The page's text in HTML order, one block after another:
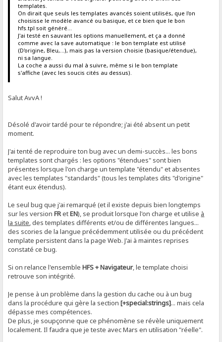
templates.
On dirait que seuls les templates avancés soient utilisés, que l'on
choisisse le modèle avancé ou basique, et ce bien que le bon
hfs.tpl soit généré...
J'ai testé en sauvant les options manuellement, et ça a donné
comme avec la save automatique : le bon template est utilisé
(D'origine, Bleu,...), mais pas la version choisie (basique/étendue),
ni sa langue.
La coche a aussi du mal à suivre, même si le bon template
s'affiche (avec les soucis cités au dessus).
Salut AvvA !
Désolé d'avoir tardé pour te répondre; j'ai été absent un petit
moment.
J'ai tenté de reproduire ton bug avec un demi-succès... les bons
templates sont chargés : les options "étendues" sont bien
présentes lorsque l'on charge un template "étendu" et absentes
avec les templates "standards" (tous les templates dits "d'origine"
étant eux étendus).
Le seul bug que j'ai remarqué (et il existe depuis bien longtemps
sur les versionFRetEN), se produit lorsque l'on charge et utilise à
la suite, des templates différents et/ou de différentes langues...
des scories de la langue précédemment utilisée ou du précédent
template persistent dans la page Web. J'ai à maintes reprises
constaté ce bug.
Si on relance l'ensembleHFS + Navigateur, le template choisi
retrouve son intégrité.
Je pense à un problème dans la gestion du cache ou à un bug
dans la procédure qui gère la section[+special:strings]... mais cela
dépasse mes compétences.
De plus, je soupçonne que ce phénomène se révèle uniquement
localement. Il faudra que je teste avec Mars en utilisation "réelle".